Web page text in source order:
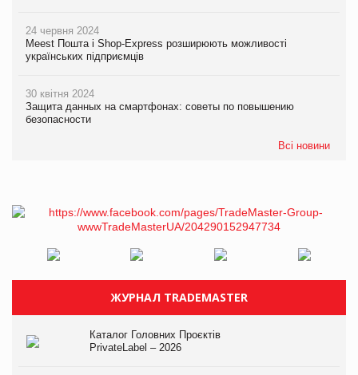
24 червня 2024
Meest Пошта і Shop-Express розширюють можливості
українських підприємців
30 квітня 2024
Защита данных на смартфонах: советы по повышению
безопасности
Всі новини
ЖУРНАЛ TRADEMASTER
Каталог Головних Проєктів
PrivateLabel – 2026